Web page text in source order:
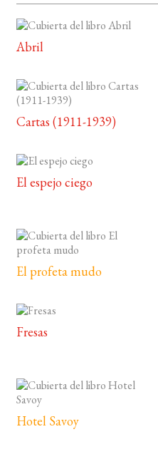
Abril
Cartas (1911-1939)
El espejo ciego
El profeta mudo
Fresas
Hotel Savoy